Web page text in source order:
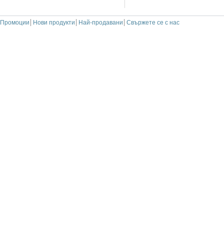
Промоции Нови продукти Най-продавани Свържете се с нас